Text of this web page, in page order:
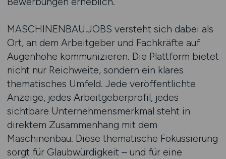
MASCHINENBAU.JOBS versteht sich dabei als
Ort, an dem Arbeitgeber und Fachkräfte auf
Augenhöhe kommunizieren. Die Plattform bietet
nicht nur Reichweite, sondern ein klares
thematisches Umfeld. Jede veröffentlichte
Anzeige, jedes Arbeitgeberprofil, jedes
sichtbare Unternehmensmerkmal steht in
direktem Zusammenhang mit dem
Maschinenbau. Diese thematische Fokussierung
sorgt für Glaubwürdigkeit – und für eine